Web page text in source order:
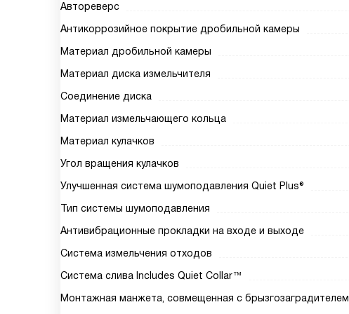
Автореверс
Антикоррозийное покрытие дробильной камеры
Материал дробильной камеры
Материал диска измельчителя
Соединение диска
Материал измельчающего кольца
Материал кулачков
Угол вращения кулачков
Улучшенная система шумоподавления Quiet Plus®
Тип системы шумоподавления
Антивибрационные прокладки на входе и выходе
Система измельчения отходов
Система слива Includes Quiet Collar™
Монтажная манжета, совмещенная с брызгозаградителем